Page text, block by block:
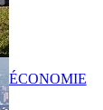
ÉCONOMIE